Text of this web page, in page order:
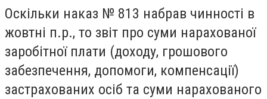
Оскільки наказ № 813 набрав чинності в
жовтні п.р., то звіт про суми нарахованої
заробітної плати (доходу, грошового
забезпечення, допомоги, компенсації)
застрахованих осіб та суми нарахованого